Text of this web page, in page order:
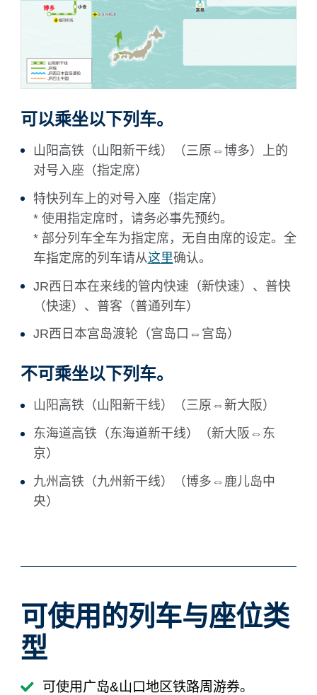
可以乘坐以下列车。
山阳高铁（山阳新干线）（三原⇔博多）上的
对号入座（指定席）
特快列车上的对号入座（指定席）
* 使用指定席时，请务必事先预约。
* 部分列车全车为指定席，无自由席的设定。全
车指定席的列车请从这里确认。
JR西日本在来线的管内快速（新快速）、普快
（快速）、普客（普通列车）
JR西日本宫岛渡轮（宫岛口⇔宫岛）
不可乘坐以下列车。
山阳高铁（山阳新干线）（三原⇔新大阪）
东海道高铁（东海道新干线）（新大阪⇔东
京）
九州高铁（九州新干线）（博多⇔鹿儿岛中
央）
可使用的列车与座位类
型
可使用广岛&山口地区铁路周游券。